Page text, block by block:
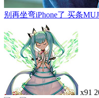
别再坐弯iPhone了 买条
x91